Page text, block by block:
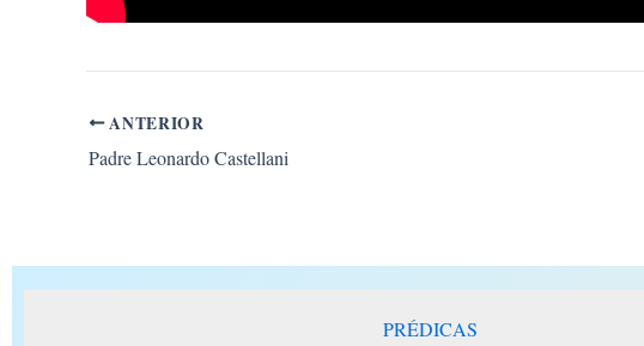
ANTERIOR
Padre Leonardo Castellani
PRÉDICAS